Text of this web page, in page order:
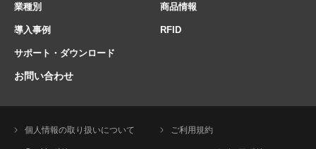
業種別 商品情報
導入事例 RFID
サポート・ダウンロード
お問い合わせ
個人情報の取り扱いについて ご利用規約